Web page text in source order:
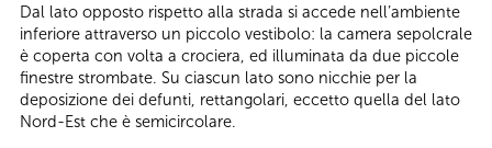
Dal lato opposto rispetto alla strada si accede nell’ambiente
inferiore attraverso un piccolo vestibolo: la camera sepolcrale
è coperta con volta a crociera, ed illuminata da due piccole
finestre strombate. Su ciascun lato sono nicchie per la
deposizione dei defunti, rettangolari, eccetto quella del lato
Nord-Est che è semicircolare.